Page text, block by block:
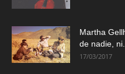
Martha
de nadie,
17/03/2017